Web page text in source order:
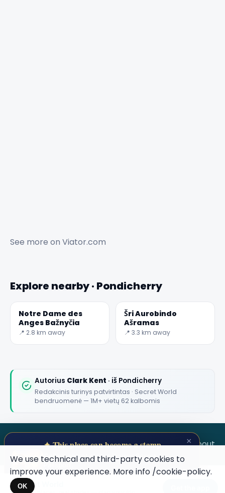
See more on Viator.com
Explore nearby · Pondicherry
Notre Dame des
Anges Bažnyčia
📍 2.8 km away
Šri Aurobindo
Ašramas
📍 3.3 km away
Autorius Clark Kent · iš Pondicherry
Redakcinis turinys patvirtintas · Secret World
bendruomenė — 1M+ vietų 62 kalbomis
SECRET WORLD TermsPrivacyAbout
We use technical and third-party cookies to
improve your experience. More info /cookie-policy.
OK
× Secret World
×
✦ This place can become a stamp
Collect secret places in your Secret